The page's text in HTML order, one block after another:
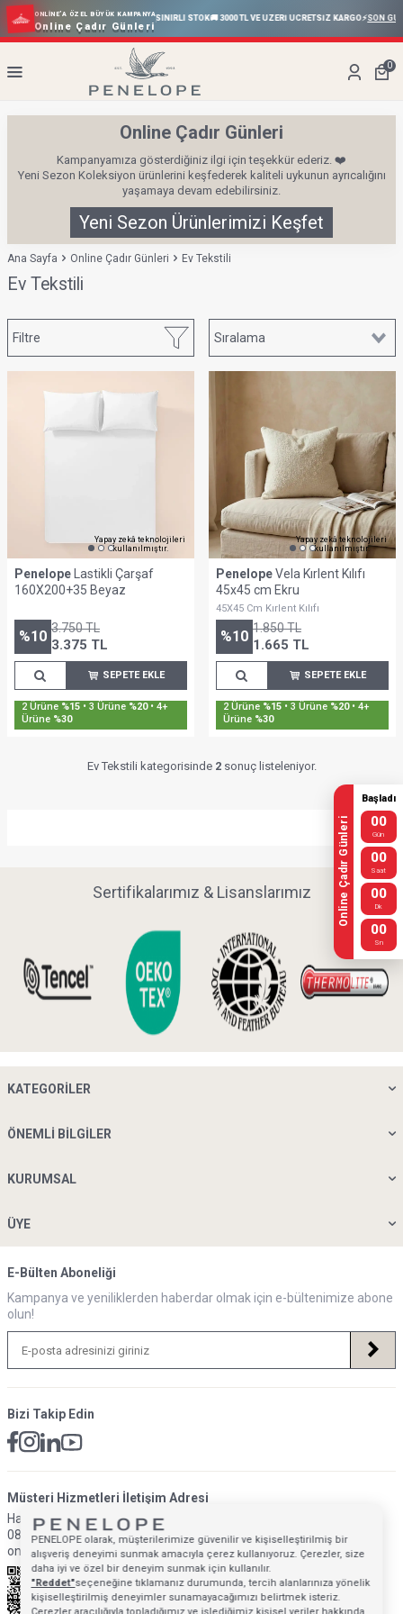
ONLINE’A ÖZEL BÜYÜK KAMPANYA
Online Çadır Günleri
VARAN İNDIRIM ⏰ SINIRLI SÜRE🎁 SINIRLI STOK🚚 3000 TL VE ÜZERİ ÜCRETSİZ KARGO⚡SON GÜN⚡
0
Online Çadır Günleri
Kampanyamıza gösterdiğiniz ilgi için teşekkür ederiz. ❤️
Yeni Sezon Koleksiyon ürünlerini keşfederek kaliteli uykunun ayrıcalığını
yaşamaya devam edebilirsiniz.
Yeni Sezon Ürünlerimizi Keşfet
Ana Sayfa Online Çadır Günleri Ev Tekstili
Ev Tekstili
Filtre
Yapay zekâ teknolojileri
kullanılmıştır.
Penelope Lastikli Çarşaf
160X200+35 Beyaz
%10 3.750TL
3.375 TL
SEPETE EKLE
2 Ürüne %15 • 3 Ürüne %20• 4+
Ürüne %30
Yapay zekâ teknolojileri
kullanılmıştır.
PenelopeVela Kırlent Kılıfı
45x45 cm Ekru
45X45 Cm Kırlent Kılıfı
%10 1.850TL
1.665 TL
SEPETE EKLE
2 Ürüne %15 • 3 Ürüne %20• 4+
Ürüne %30
Ev Tekstili kategorisinde 2sonuç listeleniyor.
Sertifikalarımız & Lisanslarımız
KATEGORILER
ÖNEMLI BILGILER
KURUMSAL
ÜYE
E-Bülten Aboneliği
Kampanya ve yeniliklerden haberdar olmak için e-bültenimize abone
olun!
Bizi Takip Edin
Müsteri Hizmetleri İletişim Adresi
Hafta İçi: 09:00 - 18:00
0850 640 1993
onlinedestek@penelopebedroom.com
PENELOPE olarak, müşterilerimize güvenilir ve kişiselleştirilmiş bir
alışveriş deneyimi sunmak amacıyla çerez kullanıyoruz. Çerezler, size
daha iyi ve özel bir deneyim sunmak için kullanılır.
"Reddet"seçeneğine tıklamanız durumunda, tercih alanlarınıza yönelik
kişiselleştirilmiş deneyimler sunamayacağımızı belirtmek isteriz.
Online Çadır Günleri
Başladı
00
Gün
00
Saat
00
Dk
00
Sn